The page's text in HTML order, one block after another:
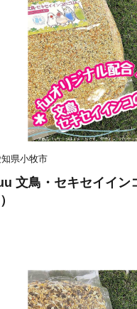
県小牧市
文鳥・セキセイイン